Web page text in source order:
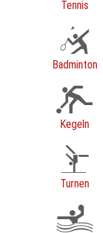
Tennis
Badminton
Kegeln
Turnen